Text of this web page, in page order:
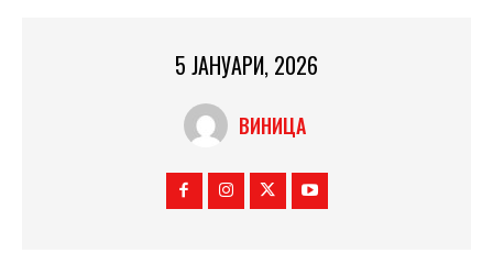
5 ЈАНУАРИ, 2026
ВИНИЦА